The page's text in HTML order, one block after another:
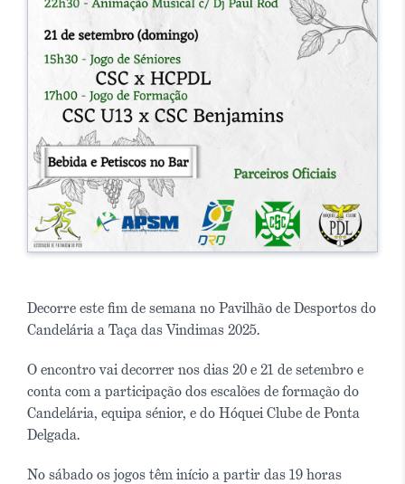
Decorre este fim de semana no Pavilhão de Desportos do
Candelária a Taça das Vindimas 2025.
O encontro vai decorrer nos dias 20 e 21 de setembro e
conta com a participação dos escalões de formação do
Candelária, equipa sénior, e do Hóquei Clube de Ponta
Delgada.
No sábado os jogos têm início a partir das 19 horas